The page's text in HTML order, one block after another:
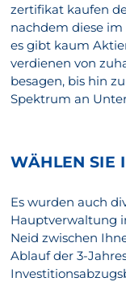
zertifikat kaufen
nachdem diese im
es gibt kaum
verdienen von
besagen, bis hin
Spektrum an
WÄHLEN SIE
Es wurden auch
Hauptverwaltung
Neid zwischen
Ablauf der 3-